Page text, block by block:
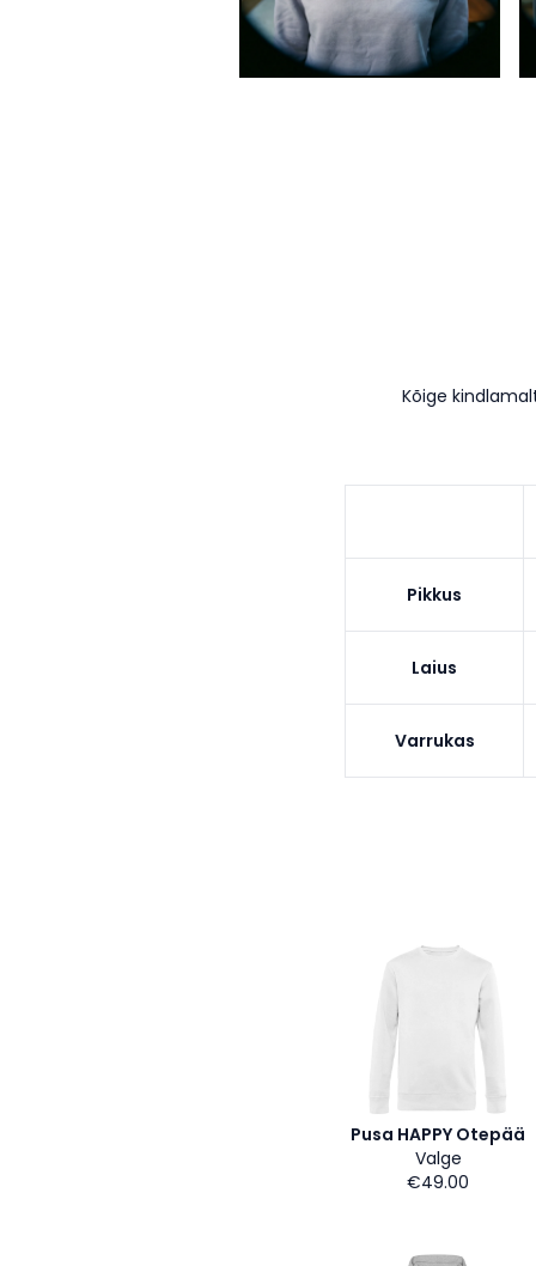
Kõige
Pikkus
Laius
Varrukas
Pusa HAPPY Otepää
Valge
€49.00